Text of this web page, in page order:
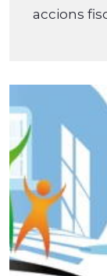
accions